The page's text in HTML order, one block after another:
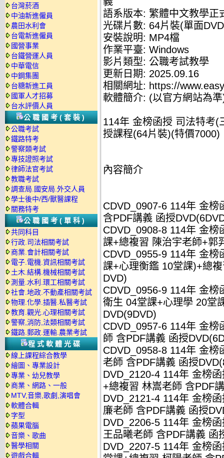
台灣菸酒
中油新進僱員
農田水利會
台電新進僱員
國營事業
台鐵營運人員
中華電信
中鋼集團
台糖新進工員
國軍人才招募
台水評價人員
公職國考(套裝)
公職考試
鐵路特考
警察類考試
專技證照考試
律師法官考試
教職考試
調查局.國安局.外交人員
學士後中/西/獸醫課程
關務特考
公職國考(單科)
共同科目
行政.司法相關考試
商業.會計相關考試
電子.電機.資訊相關考試
土木.結構.機械相關考試
測量.水利.環工相關考試
社會.地政.不動產相關考試
物理.化學.插醫.私醫考試
教育.觀光.心理相關考試
警察,消防,法類相關考試
鐵路.郵政.運輸.農業考試
程式軟體光碟
線上課程綜合教學
繪圖、專業設計
專業、幼兒教學
商業、網路、一般
MTV,音樂,歌劇,演唱會
軟體合輯
字型
蘋果電腦
音樂、歌曲
醫學相關
遊戲合輯
語系版本: 繁體中文教學正
光碟片數: 64片裝(單面
安裝說明: MP4檔
作業平臺: Windows
影片類型: 公職考試教學
更新日期: 2025.09.16
相關網址: https://
軟體簡介: (以官方網站為
114年 金榜函授 司法特考(
授課程(64片裝)(特價7000)
內容簡介
CDVD_0907-6 114年 金
含PDF講義 函授
CDVD_0908-8 114年 金
課+總複習 陳治宇老師+郭
CDVD_0955-9 114年 金
課+心理衡鑑 10堂課)+總
DVD)
CDVD_0956-9 114年 金
衛生 04堂課+心理學 20堂
DVD(9DVD)
CDVD_0957-6 114年 金
師 含PDF講義 函授
CDVD_0958-8 114年 金
老師 含PDF講義 函授
DVD_2120-4 114年 金榜
+總複習 林嵩老師 含PDF
DVD_2121-4 114年 金榜
廉老師 含PDF講義 函授
DVD_2206-5 114年 金榜
王品曦老師 含PDF講義 函
DVD_2207-5 114年 金榜